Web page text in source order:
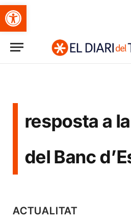
Obre la barra d'eines
resposta a
del Banc
ACTUALITAT